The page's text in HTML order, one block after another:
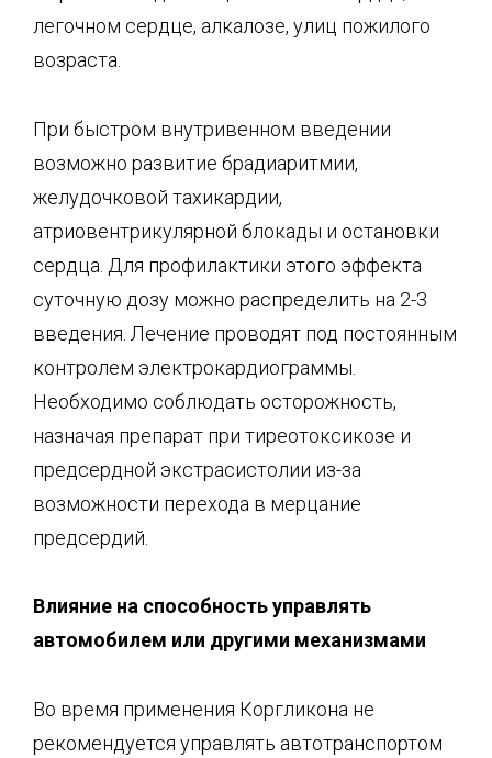
легочном сердце, алкалозе, улиц пожилого
возраста.
При быстром внутривенном введении
возможно развитие брадиаритмии,
желудочковой тахикардии,
атриовентрикулярной блокады и остановки
сердца. Для профилактики этого эффекта
суточную дозу можно распределить на 2-3
введения. Лечение проводят под постоянным
контролем электрокардиограммы.
Необходимо соблюдать осторожность,
назначая препарат при тиреотоксикозе и
предсердной экстрасистолии из-за
возможности перехода в мерцание
предсердий.
Влияние на способность управлять
автомобилем или другими механизмами
Во время применения Коргликона не
рекомендуется управлять автотранспортом